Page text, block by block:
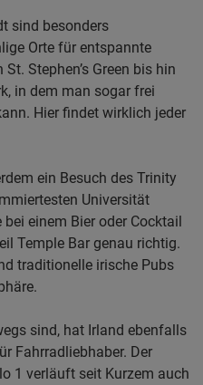
sind besonders
Orte für entspannte
Stephen’s Green bis hin
in dem man sogar frei
Hier findet wirklich jeder
ein Besuch des Trinity
Universität
einem Bier oder Cocktail
Temple Bar genau richtig.
traditionelle irische Pubs
sind, hat Irland ebenfalls
Fahrradliebhaber. Der
1 verläuft seit Kurzem auch